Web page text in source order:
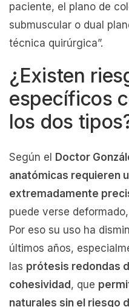
paciente, el plano de
submuscular o dual
técnica quirúrgica”.
¿Existen
específicos
los dos
Según el Doctor
anatómicas requieren
extremadamente
puede verse
Por eso su uso ha
últimos años,
las prótesis redondas
cohesividad , que
naturales sin el riesgo